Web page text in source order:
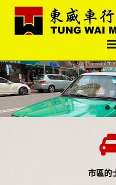
東威車行有限公司
市區的